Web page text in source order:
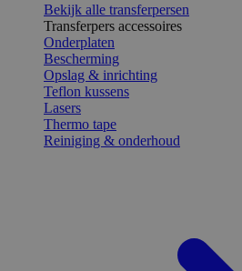
Bekijk alle transferpersen
Transferpers accessoires
Onderplaten
Bescherming
Opslag & inrichting
Teflon kussens
Lasers
Thermo tape
Reiniging & onderhoud